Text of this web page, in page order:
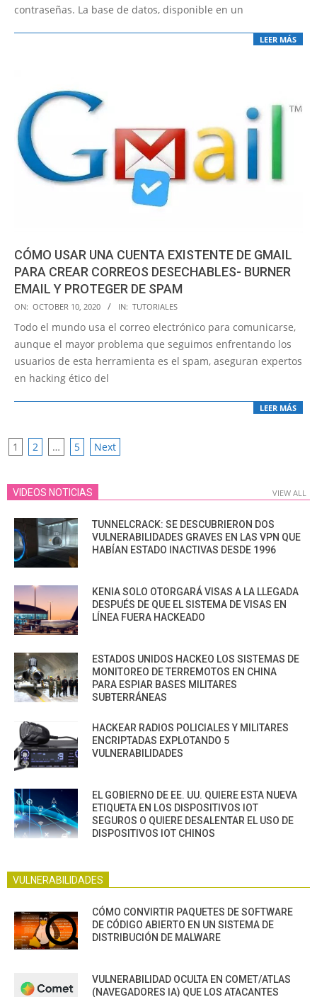
contraseñas. La base de datos, disponible en un
LEER MÁS
CÓMO USAR UNA CUENTA EXISTENTE DE GMAIL
PARA CREAR CORREOS DESECHABLES- BURNER
EMAIL Y PROTEGER DE SPAM
2020-
10-
10
ON: OCTOBER 10, 2020 IN: TUTORIALES
Todo el mundo usa el correo electrónico para comunicarse,
aunque el mayor problema que seguimos enfrentando los
usuarios de esta herramienta es el spam, aseguran expertos
en hacking ético del
LEER MÁS
POSTS
1 2 … 5 Next
VIDEOS NOTICIAS VIEW ALL
TUNNELCRACK: SE DESCUBRIERON DOS
VULNERABILIDADES GRAVES EN LAS VPN QUE
HABÍAN ESTADO INACTIVAS DESDE 1996
KENIA SOLO OTORGARÁ VISAS A LA LLEGADA
DESPUÉS DE QUE EL SISTEMA DE VISAS EN
LÍNEA FUERA HACKEADO
ESTADOS UNIDOS HACKEO LOS SISTEMAS DE
MONITOREO DE TERREMOTOS EN CHINA
PARA ESPIAR BASES MILITARES
SUBTERRÁNEAS
HACKEAR RADIOS POLICIALES Y MILITARES
ENCRIPTADAS EXPLOTANDO 5
VULNERABILIDADES
EL GOBIERNO DE EE. UU. QUIERE ESTA NUEVA
ETIQUETA EN LOS DISPOSITIVOS IOT
SEGUROS O QUIERE DESALENTAR EL USO DE
DISPOSITIVOS IOT CHINOS
VULNERABILIDADES
CÓMO CONVIRTIR PAQUETES DE SOFTWARE
DE CÓDIGO ABIERTO EN UN SISTEMA DE
DISTRIBUCIÓN DE MALWARE
VULNERABILIDAD OCULTA EN COMET/ATLAS
(NAVEGADORES IA) QUE LOS ATACANTES